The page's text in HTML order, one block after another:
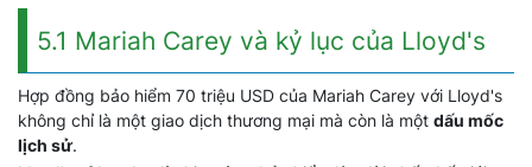
5.1 Mariah Carey và kỷ lục của Lloyd's
Hợp đồng bảo hiểm 70 triệu USD của Mariah Carey với Lloyd's
không chỉ là một giao dịch thương mại mà còn là một dấu mốc
lịch sử.